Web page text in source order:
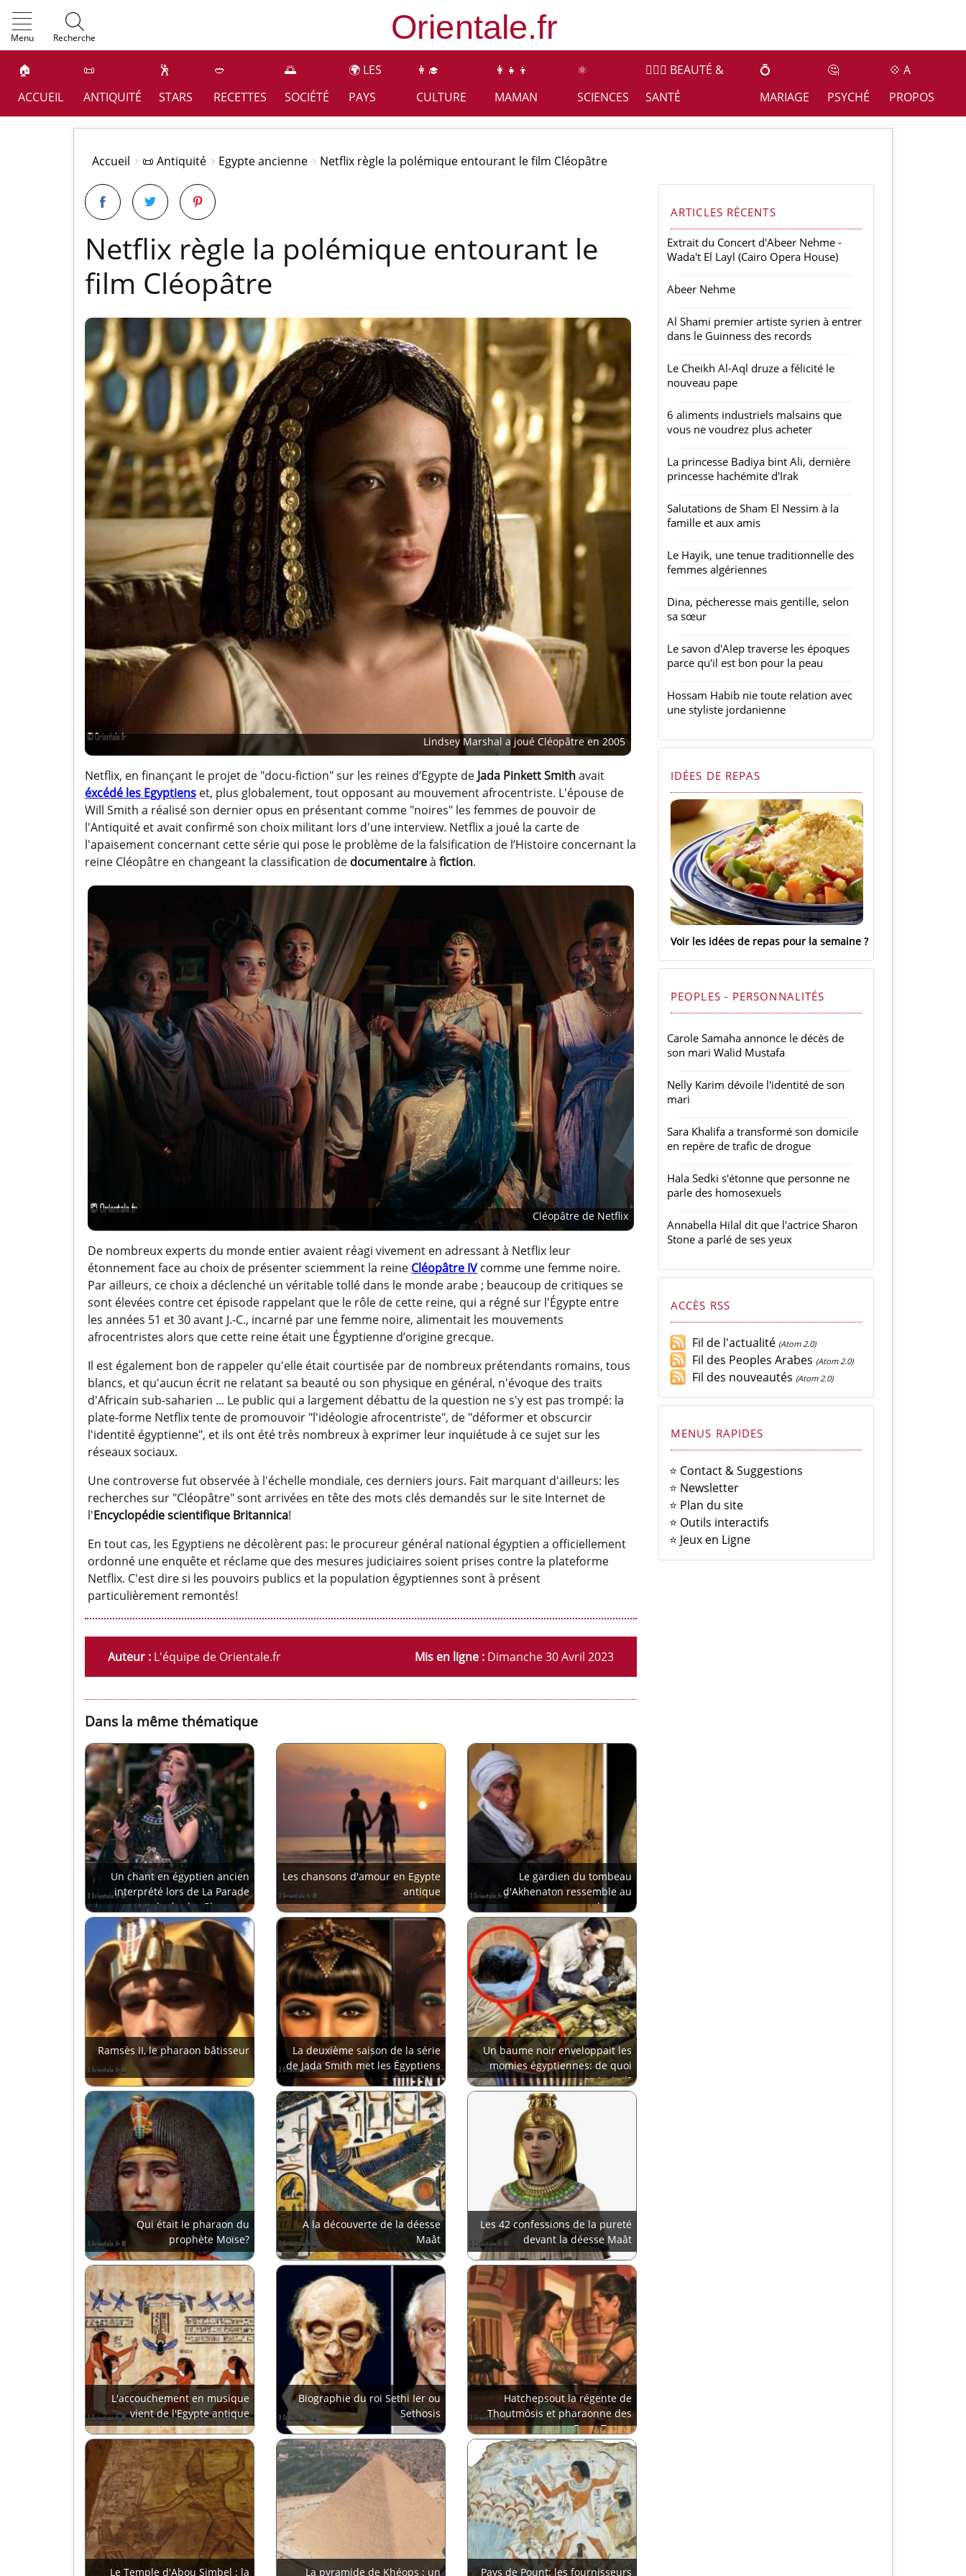
Menu Recherche
🏠
ACCUEIL
📜
ANTIQUITÉ
🕺
STARS
🥙
RECETTES
🌅
SOCIÉTÉ
🌍 LES
PAYS
👩‍🎓
CULTURE
👩‍👧‍👦
MAMAN
⚛️
SCIENCES
👩🏻‍⚕️ BEAUTÉ &
SANTÉ
💍
MARIAGE
🤔
PSYCHÉ
💠 A
PROPOS
Accueil 📜 Antiquité Egypte ancienne Netflix règle la polémique entourant le film Cléopâtre
Netflix règle la polémique entourant le
film Cléopâtre
Lindsey Marshal a joué Cléopâtre en 2005
Netflix, en finançant le projet de "docu-fiction" sur les reines d’Egypte de Jada Pinkett Smithavait
éxcédé les Egyptiens et, plus globalement, tout opposant au mouvement afrocentriste. L'épouse de
Will Smith a réalisé son dernier opus en présentant comme "noires" les femmes de pouvoir de
l'Antiquité et avait confirmé son choix militant lors d'une interview. Netflix a joué la carte de
l'apaisement concernant cette série qui pose le problème de la falsification de l’Histoire concernant la
reine Cléopâtre en changeant la classification de documentaireà fiction.
Cléopâtre de Netflix
De nombreux experts du monde entier avaient réagi vivement en adressant à Netflix leur
étonnement face au choix de présenter sciemment la reine Cléopâtre IVcomme une femme noire.
Par ailleurs, ce choix a déclenché un véritable tollé dans le monde arabe ; beaucoup de critiques se
sont élevées contre cet épisode rappelant que le rôle de cette reine, qui a régné sur l'Égypte entre
les années 51 et 30 avant J.-C., incarné par une femme noire, alimentait les mouvements
afrocentristes alors que cette reine était une Égyptienne d’origine grecque.
Il est également bon de rappeler qu'elle était courtisée par de nombreux prétendants romains, tous
blancs, et qu'aucun écrit ne relatant sa beauté ou son physique en général, n'évoque des traits
d'Africain sub-saharien ... Le public qui a largement débattu de la question ne s'y est pas trompé: la
plate-forme Netflix tente de promouvoir "l'idéologie afrocentriste", de "déformer et obscurcir
l'identité égyptienne", et ils ont été très nombreux à exprimer leur inquiétude à ce sujet sur les
réseaux sociaux.
Une controverse fut observée à l'échelle mondiale, ces derniers jours. Fait marquant d'ailleurs: les
recherches sur "Cléopâtre" sont arrivées en tête des mots clés demandés sur le site Internet de
l'Encyclopédie scientifique Britannica!
En tout cas, les Egyptiens ne décolèrent pas: le procureur général national égyptien a officiellement
ordonné une enquête et réclame que des mesures judiciaires soient prises contre la plateforme
Netflix. C'est dire si les pouvoirs publics et la population égyptiennes sont à présent
particulièrement remontés!
Auteur : L'équipe de Orientale.fr Mis en ligne : Dimanche 30 Avril 2023
Dans la même thématique
Un chant en égyptien ancien
interprété lors de La Parade
dorée des Pharaons
Les chansons d'amour en Egypte
antique
Le gardien du tombeau
d'Akhenaton ressemble au
pharaon
Ramsès II, le pharaon bâtisseur
La deuxième saison de la série
de Jada Smith met les Égyptiens
en colère
Un baume noir enveloppait les
momies égyptiennes: de quoi
s'agit-il?
Qui était le pharaon du
prophète Moïse?
A la découverte de la déesse
Maât
Les 42 confessions de la pureté
devant la déesse Maât
L'accouchement en musique
vient de l'Egypte antique
Biographie du roi Sethi Ier ou
Sethosis
Hatchepsout la régente de
Thoutmôsis et pharaonne des
Deux Terres
Le Temple d'Abou Simbel : la La pyramide de Khéops : un Pays de Pount: les fournisseurs
ARTICLES RÉCENTS
Extrait du Concert d'Abeer Nehme -
Wada't El Layl (Cairo Opera House)
Abeer Nehme
Al Shami premier artiste syrien à entrer
dans le Guinness des records
Le Cheikh Al-Aql druze a félicité le
nouveau pape
6 aliments industriels malsains que
vous ne voudrez plus acheter
La princesse Badiya bint Ali, dernière
princesse hachémite d'Irak
Salutations de Sham El Nessim à la
famille et aux amis
Le Hayik, une tenue traditionnelle des
femmes algériennes
Dina, pécheresse mais gentille, selon
sa sœur
Le savon d'Alep traverse les époques
parce qu'il est bon pour la peau
Hossam Habib nie toute relation avec
une styliste jordanienne
IDÉES DE REPAS
Voir les idées de repas pour la semaine
PEOPLES - PERSONNALITÉS
Carole Samaha annonce le décès de
son mari Walid Mustafa
Nelly Karim dévoile l'identité de son
mari
Sara Khalifa a transformé son domicile
en repère de trafic de drogue
Hala Sedki s'étonne que personne ne
parle des homosexuels
Annabella Hilal dit que l'actrice Sharon
Stone a parlé de ses yeux
ACCÈS RSS
Fil de l'actualité (Atom 2.0)
Fil des Peoples Arabes (Atom 2.0)
Fil des nouveautés (Atom 2.0)
MENUS RAPIDES
⭐ Contact & Suggestions
⭐ Newsletter
⭐ Plan du site
⭐ Outils interactifs
⭐ Jeux en Ligne